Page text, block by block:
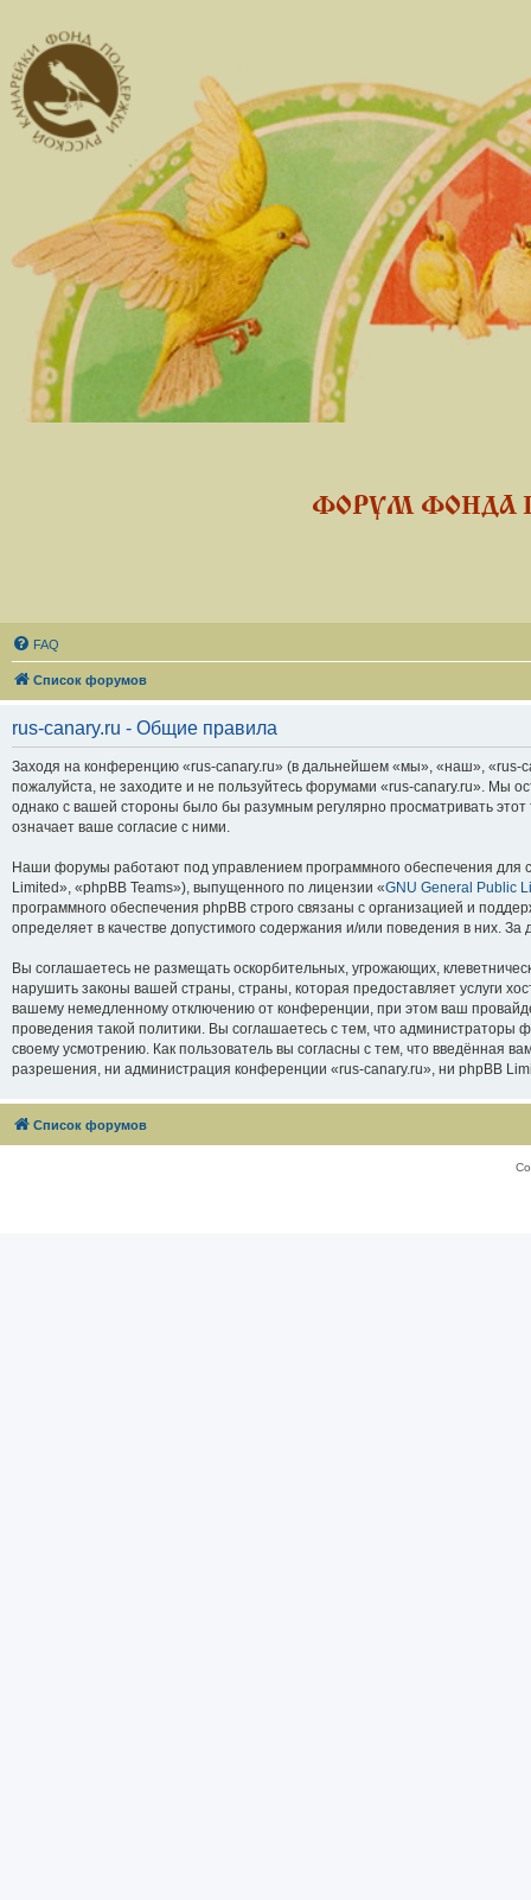
ФОРУМ ФОНДА
FAQ
Список форумов
rus-canary.ru - Общие правила
Заходя на конференцию «rus-canary.ru» (в дальнейшем «мы», «наш», «rus-
пожалуйста, не заходите и не пользуйтесь форумами «rus-canary.ru». Мы
однако с вашей стороны было бы разумным регулярно просматривать
означает ваше согласие с ними.
Наши форумы работают под управлением программного обеспечения
Limited», «phpBB Teams»), выпущенного по лицензии «GNU General Public
программного обеспечения phpBB строго связаны с организацией и
определяет в качестве допустимого содержания и/или поведения в них.
Вы соглашаетесь не размещать оскорбительных, угрожающих,
нарушить законы вашей страны, страны, которая предоставляет услуги
вашему немедленному отключению от конференции, при этом ваш
проведения такой политики. Вы соглашаетесь с тем, что
своему усмотрению. Как пользователь вы согласны с тем, что введённая
разрешения, ни администрация конференции «rus-canary.ru», ни phpBB
Список форумов